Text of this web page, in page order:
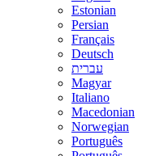
Estonian
Persian
Français
Deutsch
עברית
Magyar
Italiano
Macedonian
Norwegian
Português